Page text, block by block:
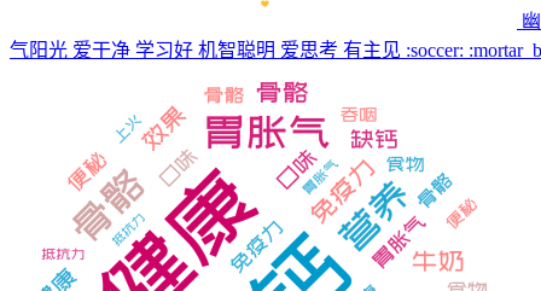
气阳光 爱干净 学习好 机智聪明 爱思考 有主见 :soccer: